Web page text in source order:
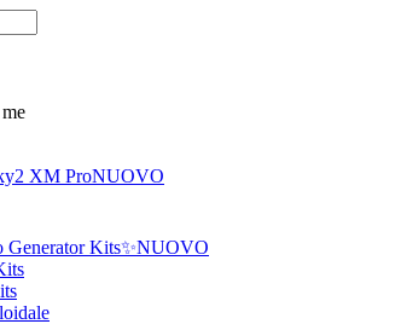
XM ProNUOVO
Generator Kits✨NUOVO